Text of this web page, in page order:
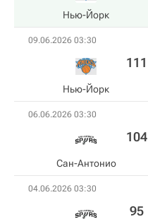
Нью-Йорк
09.06.2026 03:30
Нью-Йорк
111
06.06.2026 03:30
Сан-Антонио
104
04.06.2026 03:30
95